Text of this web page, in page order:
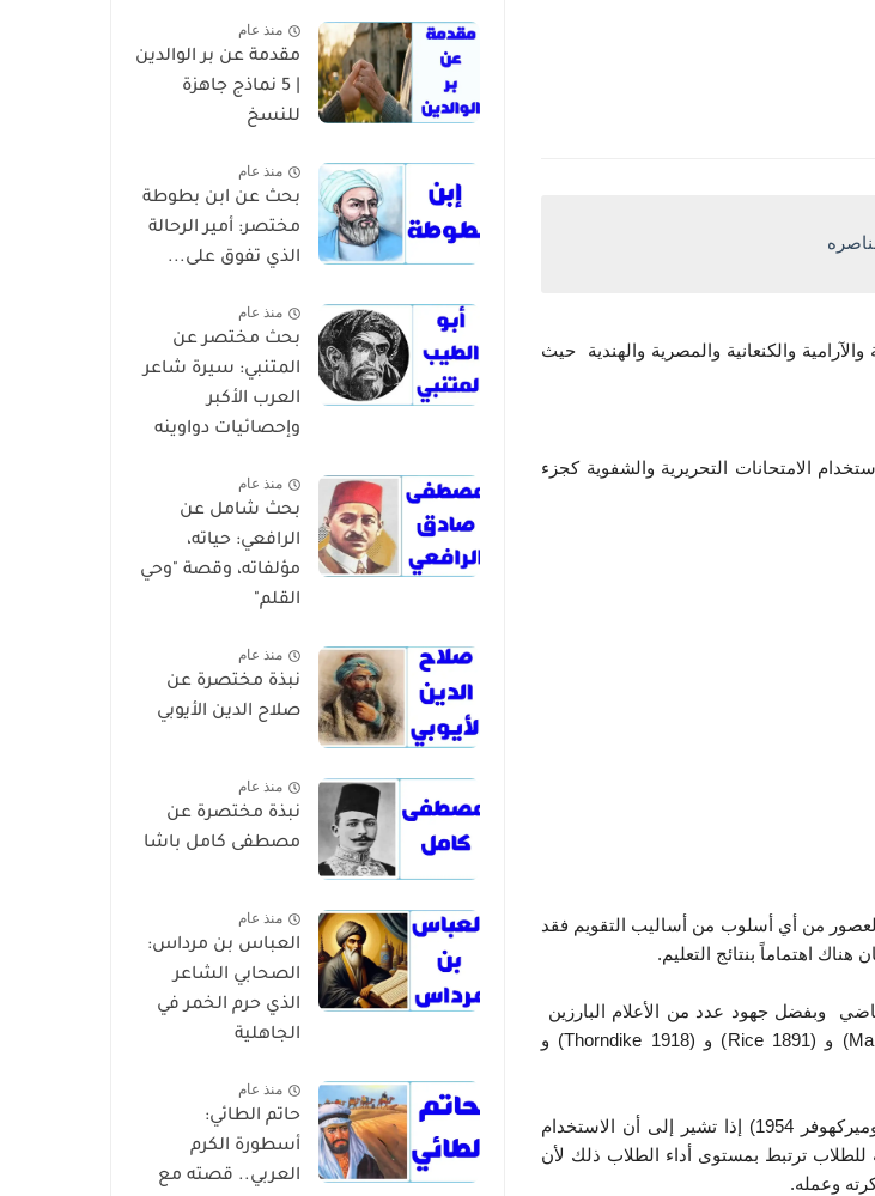
والكنعانية والمصرية والهندية حيث
الامتحانات التحريرية والشفوية كجزء
من أي أسلوب من أساليب التقويم فقد
اهتماماً بنتائج التعليم.
وبفضل جهود عدد من الأعلام البارزين
الذين تعد أعمالهم علامات مميزة في تاريخ حركة القياس التربوي امثال (1845 Man) و (Rice 1891) و (Thorndike 1918) و
وتأكيدا على ما تقدم ظهرت أبحاث عديدة لخصها كل من (ستيفانز 1951) و(انتوني وميركهوفر 1954) إذا تشير إلى أن الاستخدام
للطلاب ترتبط بمستوى أداء الطلاب ذلك لأن
وعمله.
منذ عام
مقدمة عن بر الوالدين
| 5 نماذج جاهزة
للنسخ
منذ عام
بحث عن ابن بطوطة
مختصر: أمير الرحالة
الذي تفوق على...
منذ عام
بحث مختصر عن
المتنبي: سيرة شاعر
العرب الأكبر
وإحصائيات دواوينه
منذ عام
بحث شامل عن
الرافعي: حياته،
مؤلفاته، وقصة "وحي
القلم"
منذ عام
نبذة مختصرة عن
صلاح الدين الأيوبي
منذ عام
نبذة مختصرة عن
مصطفى كامل باشا
منذ عام
العباس بن مرداس:
الصحابي الشاعر
الذي حرم الخمر في
الجاهلية
منذ عام
حاتم الطائي:
أسطورة الكرم
العربي.. قصته مع